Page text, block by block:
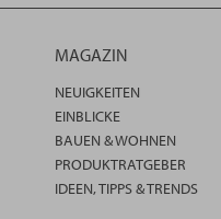
MAGAZIN
NEUIGKEITEN
EINBLICKE
BAUEN & WOHNEN
PRODUKTRATGEBER
IDEEN, TIPPS & TRENDS